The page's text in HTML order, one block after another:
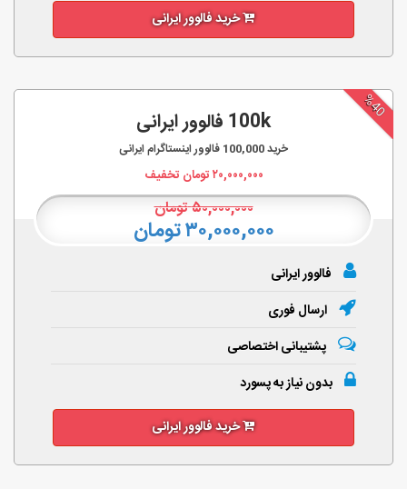
خرید فالوور ایرانی
%40
100k فالوور ایرانی
خرید100,000 فالوور اینستاگرام ایرانی
۲۰,۰۰۰,۰۰۰تومان تخفیف
۵۰,۰۰۰,۰۰۰تومان
۳۰,۰۰۰,۰۰۰ تومان
فالوور ایرانی
ارسال فوری
پشتیبانی اختصاصی
بدون نیاز به پسورد
خرید فالوور ایرانی